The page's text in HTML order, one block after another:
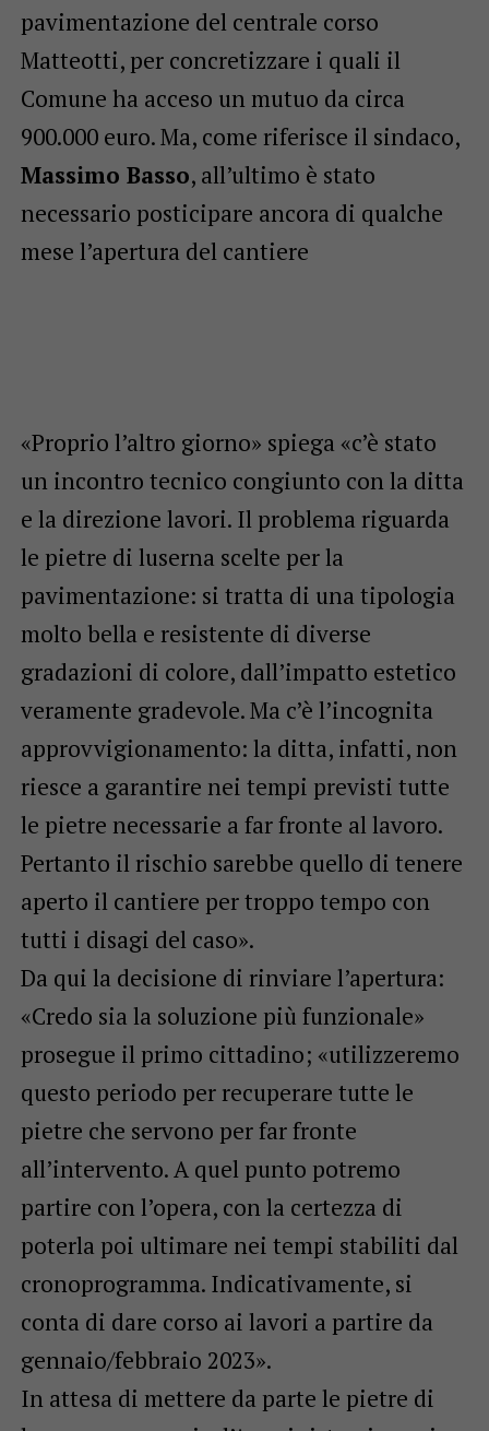
pavimentazione del centrale corso
Matteotti, per concretizzare i quali il
Comune ha acceso un mutuo da circa
900.000 euro. Ma, come riferisce il sindaco,
Massimo Basso, all’ultimo è stato
necessario posticipare ancora di qualche
mese l’apertura del cantiere
«Proprio l’altro giorno» spiega «c’è stato
un incontro tecnico congiunto con la ditta
e la direzione lavori. Il problema riguarda
le pietre di luserna scelte per la
pavimentazione: si tratta di una tipologia
molto bella e resistente di diverse
gradazioni di colore, dall’impatto estetico
veramente gradevole. Ma c’è l’incognita
approvvigionamento: la ditta, infatti, non
riesce a garantire nei tempi previsti tutte
le pietre necessarie a far fronte al lavoro.
Pertanto il rischio sarebbe quello di tenere
aperto il cantiere per troppo tempo con
tutti i disagi del caso».
Da qui la decisione di rinviare l’apertura:
«Credo sia la soluzione più funzionale»
prosegue il primo cittadino; «utilizzeremo
questo periodo per recuperare tutte le
pietre che servono per far fronte
all’intervento. A quel punto potremo
partire con l’opera, con la certezza di
poterla poi ultimare nei tempi stabiliti dal
cronoprogramma. Indicativamente, si
conta di dare corso ai lavori a partire da
gennaio/febbraio 2023».
In attesa di mettere da parte le pietre di